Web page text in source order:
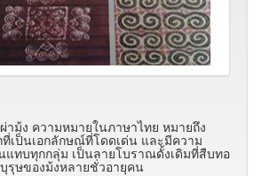
าม้ง ความหมายในภาษาไทย หมายถึง
เป็นเอกลักษณ์ที่โดดเด่น และมีความ
แทบทุกกลุ่ม เป็นลายโบราณดั้งเดิมที่สืบทอ
รุษของม้งหลายชั่วอายุคน